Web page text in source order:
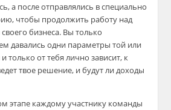
а после отправлялись в специально
чтобы продолжить работу над
бизнеса. Вы только
давались одни параметры той или
и только от тебя лично зависит, к
твое решение, и будут ли доходы
этапе каждому участнику команды